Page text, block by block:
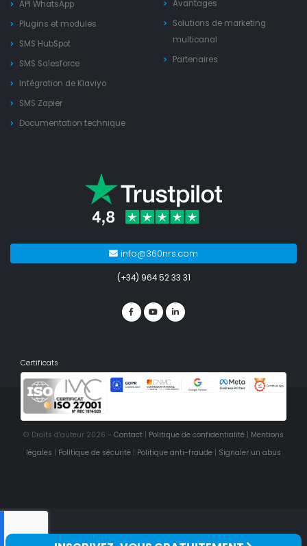
API WhatsApp
Plugins et modules
SMS HubSpot
SMS Salesforce
Intégration de Klaviyo
SMS Zapier
Documentation technique
Avantages
Solutions de marketing
multicanal
Partenaires
info@360nrs.com
(+34) 964 52 33 31
Certificats
© Droits d'auteur 2026 - Contact | Politique de confidentialité | Mentions
légales | Politique de sécurité | Politique anti-fraude | Signaler un abus